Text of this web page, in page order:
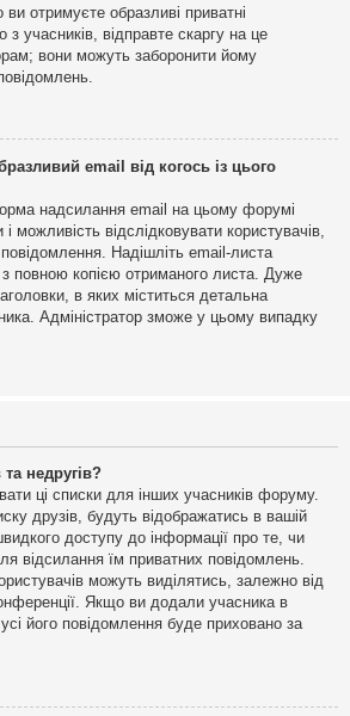
отримуєте образливі приватні
з учасників, відправте скаргу на це
вони можуть заборонити йому
email від когось із цього
надсилання email на цьому форумі
можливість відслідковувати користувачів,
Надішліть email-листа
повною копією отриманого листа. Дуже
в яких міститься детальна
Адміністратор зможе у цьому випадку
недругів?
ці списки для інших учасників форуму.
друзів, будуть відображатись в вашій
доступу до інформації про те, чи
відсилання їм приватних повідомлень.
можуть виділятись, залежно від
Якщо ви додали учасника в
його повідомлення буде приховано за